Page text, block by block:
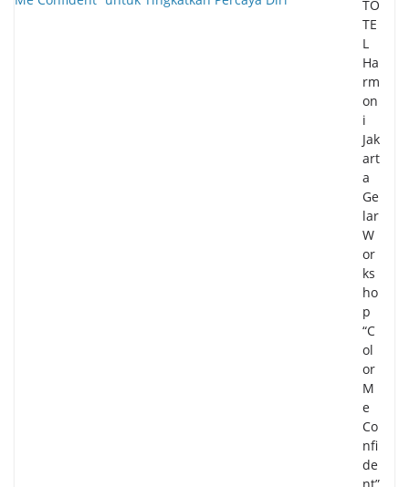
TO
TE
L
Ha
rm
on
i
Jak
art
a
Ge
lar
W
or
ks
ho
p
“C
ol
or
M
e
Co
nfi
de